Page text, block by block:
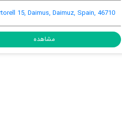
Daimuz, Spain, 46730